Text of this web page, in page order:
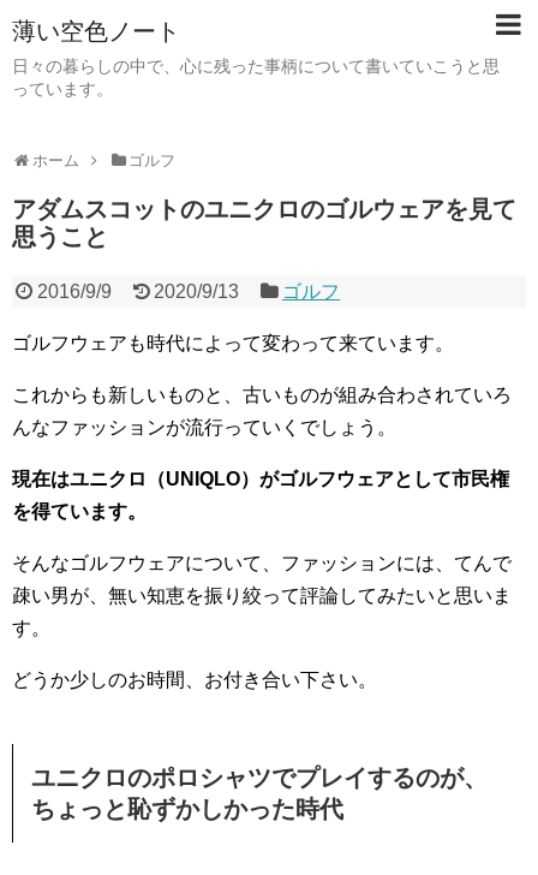
薄い空色ノート
日々の暮らしの中で、心に残った事柄について書いていこうと思
っています。
ホーム ゴルフ
アダムスコットのユニクロのゴルウェアを見て
思うこと
2016/9/9 2020/9/13 ゴルフ
ゴルフウェアも時代によって変わって来ています。
これからも新しいものと、古いものが組み合わされていろ
んなファッションが流行っていくでしょう。
現在はユニクロ（UNIQLO）がゴルフウェアとして市民権
を得ています。
そんなゴルフウェアについて、ファッションには、てんで
疎い男が、無い知恵を振り絞って評論してみたいと思いま
す。
どうか少しのお時間、お付き合い下さい。
ユニクロのポロシャツでプレイするのが、
ちょっと恥ずかしかった時代